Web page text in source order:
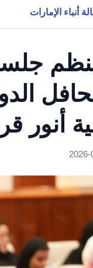
أنباء الإمارات
ينظم
أنور